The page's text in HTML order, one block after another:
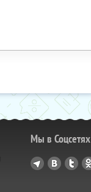
Мы в Соцсетях